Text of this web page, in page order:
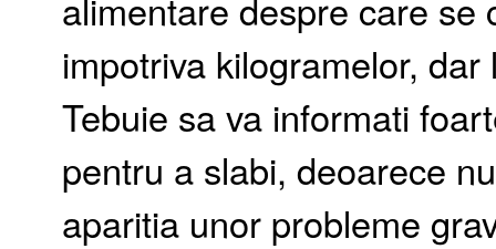
impotriva kilogramelor,
Tebuie sa va informati
pentru a slabi, deoarece
aparitia unor probleme